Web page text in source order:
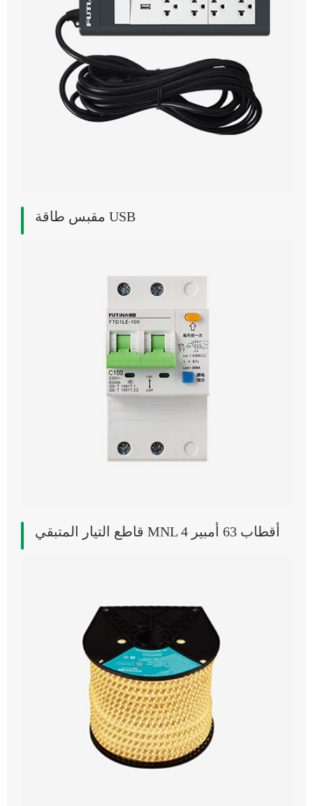
مقبس طاقة USB
قاطع التيار المتبقي MNL 4 أقطاب 63 أمبير